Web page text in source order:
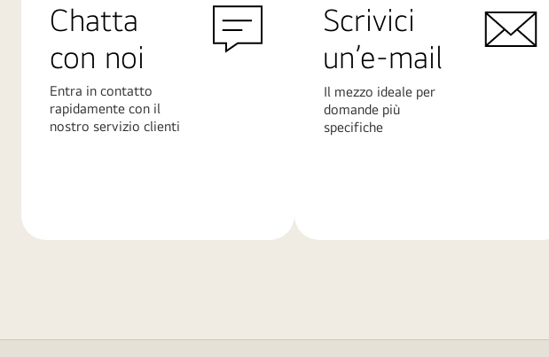
Chatta
con noi
Entra in contatto
rapidamente con il
nostro servizio clienti
Scrivici
un’e-mail
Il mezzo ideale per
domande più
specifiche